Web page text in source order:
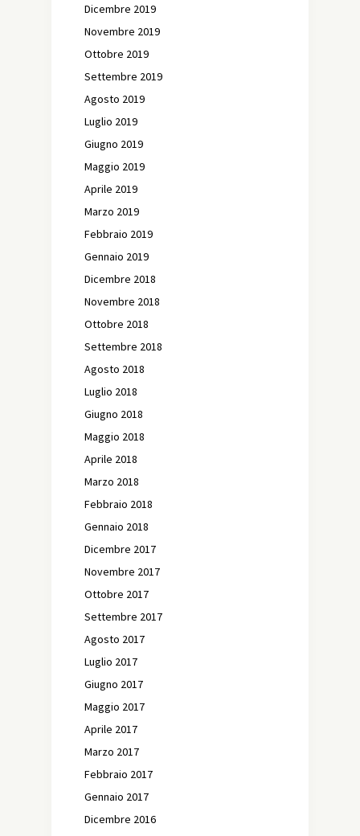
Dicembre 2019
Novembre 2019
Ottobre 2019
Settembre 2019
Agosto 2019
Luglio 2019
Giugno 2019
Maggio 2019
Aprile 2019
Marzo 2019
Febbraio 2019
Gennaio 2019
Dicembre 2018
Novembre 2018
Ottobre 2018
Settembre 2018
Agosto 2018
Luglio 2018
Giugno 2018
Maggio 2018
Aprile 2018
Marzo 2018
Febbraio 2018
Gennaio 2018
Dicembre 2017
Novembre 2017
Ottobre 2017
Settembre 2017
Agosto 2017
Luglio 2017
Giugno 2017
Maggio 2017
Aprile 2017
Marzo 2017
Febbraio 2017
Gennaio 2017
Dicembre 2016